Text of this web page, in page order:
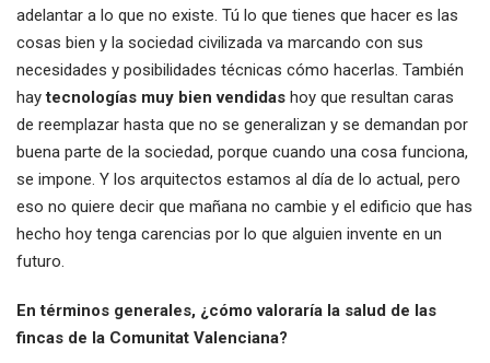
adelantar a lo que no existe. Tú lo que tienes que hacer es las
cosas bien y la sociedad civilizada va marcando con sus
necesidades y posibilidades técnicas cómo hacerlas. También
haytecnologías muy bien vendidas hoy que resultan caras
de reemplazar hasta que no se generalizan y se demandan por
buena parte de la sociedad, porque cuando una cosa funciona,
se impone. Y los arquitectos estamos al día de lo actual, pero
eso no quiere decir que mañana no cambie y el edificio que has
hecho hoy tenga carencias por lo que alguien invente en un
futuro.
En términos generales, ¿cómo valoraría la salud de las
fincas de la Comunitat Valenciana?